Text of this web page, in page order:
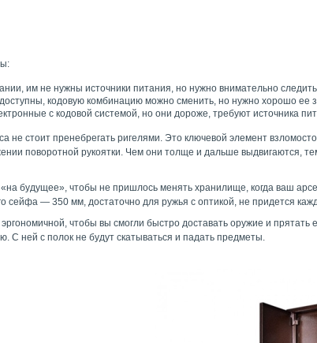
им не нужны источники питания, но нужно внимательно
кодовую комбинацию можно сменить, но нужно хорошо ее
с кодовой системой, но они дороже, требуют источника
не стоит пренебрегать ригелями. Это ключевой элемент
поворотной рукоятки. Чем они толще и дальше выдвигаются,
будущее», чтобы не пришлось менять хранилище, когда ваш
сейфа — 350 мм, достаточно для ружья с оптикой, не придется
чтобы вы смогли быстро доставать оружие и
С ней с полок не будут скатываться и падать предметы.